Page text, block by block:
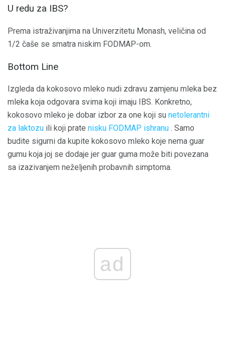
U redu za IBS?
Prema istraživanjima na Univerzitetu Monash, veličina od
1/2 čaše se smatra niskim FODMAP-om.
Bottom Line
Izgleda da kokosovo mleko nudi zdravu zamjenu mleka bez
mleka koja odgovara svima koji imaju IBS. Konkretno,
kokosovo mleko je dobar izbor za one koji su netolerantni
za laktozu ili koji prate nisku FODMAP ishranu . Samo
budite sigurni da kupite kokosovo mleko koje nema guar
gumu koja joj se dodaje jer guar guma može biti povezana
sa izazivanjem neželjenih probavnih simptoma.
ad